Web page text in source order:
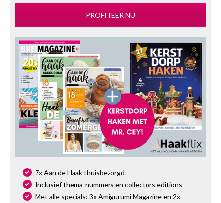
PROFITEER NU
7x Aan de Haak thuisbezorgd
Inclusief thema-nummers en collectors editions
Met alle specials: 3x Amigurumi Magazine en 2x